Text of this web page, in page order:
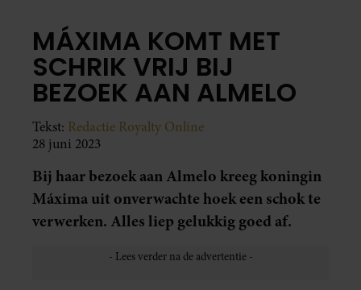
MÁXIMA KOMT MET
SCHRIK VRIJ BIJ
BEZOEK AAN ALMELO
Tekst: Redactie Royalty Online
28 juni 2023
Bij haar bezoek aan Almelo kreeg koningin
Máxima uit onverwachte hoek een schok te
verwerken. Alles liep gelukkig goed af.